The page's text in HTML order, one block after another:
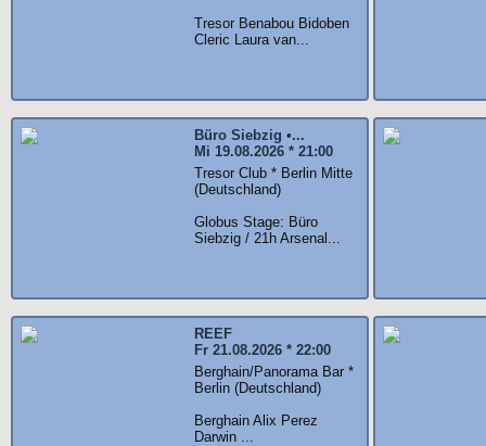
Tresor Benabou Bidoben
Cleric Laura van...
Büro Siebzig •...
Mi 19.08.2026 * 21:00
Tresor Club * Berlin Mitte
(Deutschland)
Globus Stage: Büro
Siebzig / 21h Arsenal...
REEF
Fr 21.08.2026 * 22:00
Berghain/Panorama Bar *
Berlin (Deutschland)
Berghain Alix Perez
Darwin ...